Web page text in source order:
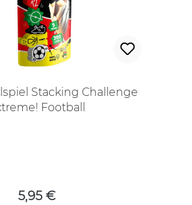
Stacking Challenge
Football
5,95 €